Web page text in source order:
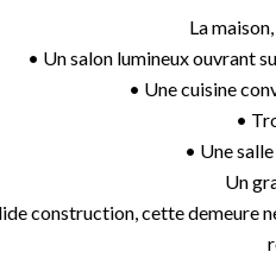
La
• Un salon lumineux ouvrant
• Une cuisine
•
• Une
Un
construction, cette demeure